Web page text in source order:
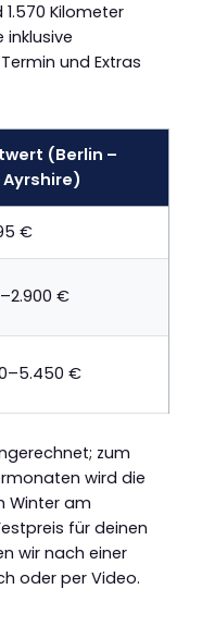
Kilometer
inklusive
und Extras
(Berlin –
Ayrshire)
€
€
€
zum
wird die
Winter am
für deinen
wir nach einer
oder per Video.